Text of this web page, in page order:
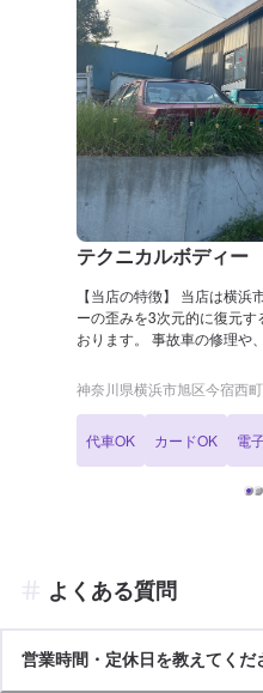
テクニカルボディー
【当店の特徴】 当店は横
ーの歪みを3次元的に復元
おります。 事故車の修理や
けいたします。 もちろん取
ーツの補修もご依頼くださ
以前専門的に整備を行なっ
JDM車 ・国産車全般
神奈川県横浜市旭区今宿西
代車OK カードOK 電
よくある質問
営業時間・定休日を教えてくだ